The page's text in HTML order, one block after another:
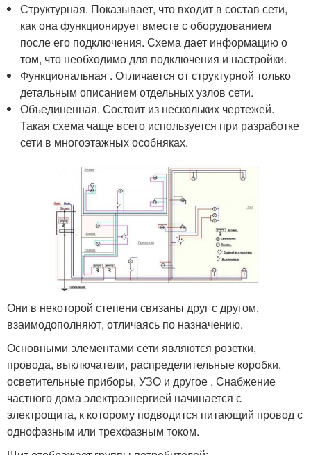
Структурная. Показывает, что входит в состав сети,
как она функционирует вместе с оборудованием
после его подключения. Схема дает информацию о
том, что необходимо для подключения и настройки.
Функциональная . Отличается от структурной только
детальным описанием отдельных узлов сети.
Объединенная. Состоит из нескольких чертежей.
Такая схема чаще всего используется при разработке
сети в многоэтажных особняках.
Они в некоторой степени связаны друг с другом,
взаимодополняют, отличаясь по назначению.
Основными элементами сети являются розетки,
провода, выключатели, распределительные коробки,
осветительные приборы, УЗО и другое . Снабжение
частного дома электроэнергией начинается с
электрощита, к которому подводится питающий провод с
однофазным или трехфазным током.